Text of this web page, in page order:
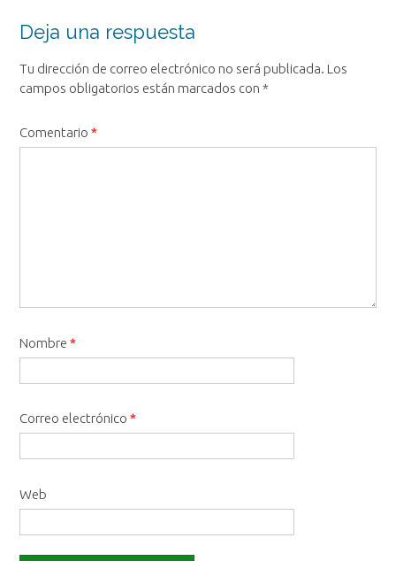
entrada
Deja una respuesta
Tu dirección de correo electrónico no será publicada. Los
campos obligatorios están marcados con *
Comentario *
Nombre *
Correo electrónico *
Web